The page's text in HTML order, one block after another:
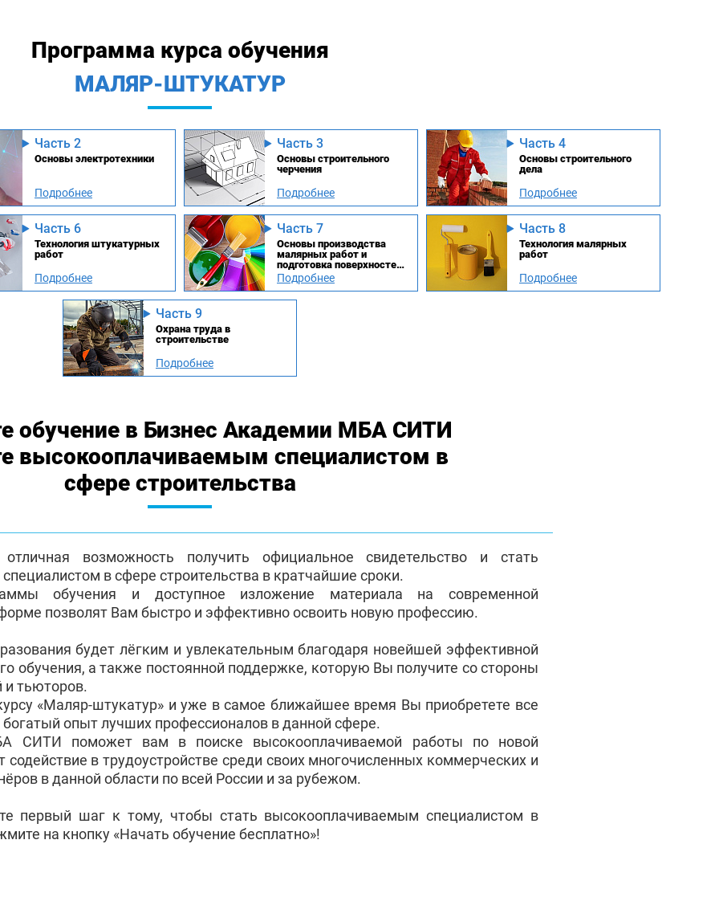
Программа курса обучения
МАЛЯР-ШТУКАТУР
Часть 2
Основы электротехники
Подробнее
Часть 3
Основы строительного
черчения
Подробнее
Часть 4
Основы строительного
дела
Подробнее
Часть 6
Технология штукатурных
работ
Подробнее
Часть 7
Основы производства
малярных работ и
подготовка поверхностей
под окраску
Подробнее
Часть 8
Технология малярных
работ
Подробнее
Часть 9
Охрана труда в
строительстве
Подробнее
обучение в Бизнес Академии МБА СИТИ
высокооплачиваемым специалистом в
сфере строительства
возможность получить официальное свидетельство и стать
в сфере строительства в кратчайшие сроки.
обучения и доступное изложение материала на современной
позволят Вам быстро и эффективно освоить новую профессию.
будет лёгким и увлекательным благодаря новейшей эффективной
обучения, а также постоянной поддержке, которую Вы получите со стороны
и тьюторов.
«Маляр-штукатур» и уже в самое ближайшее время Вы приобретете все
опыт лучших профессионалов в данной сфере.
СИТИ поможет вам в поиске высокооплачиваемой работы по новой
содействие в трудоустройстве среди своих многочисленных коммерческих и
в данной области по всей России и за рубежом.
первый шаг к тому, чтобы стать высокооплачиваемым специалистом в
на кнопку «Начать обучение бесплатно»!